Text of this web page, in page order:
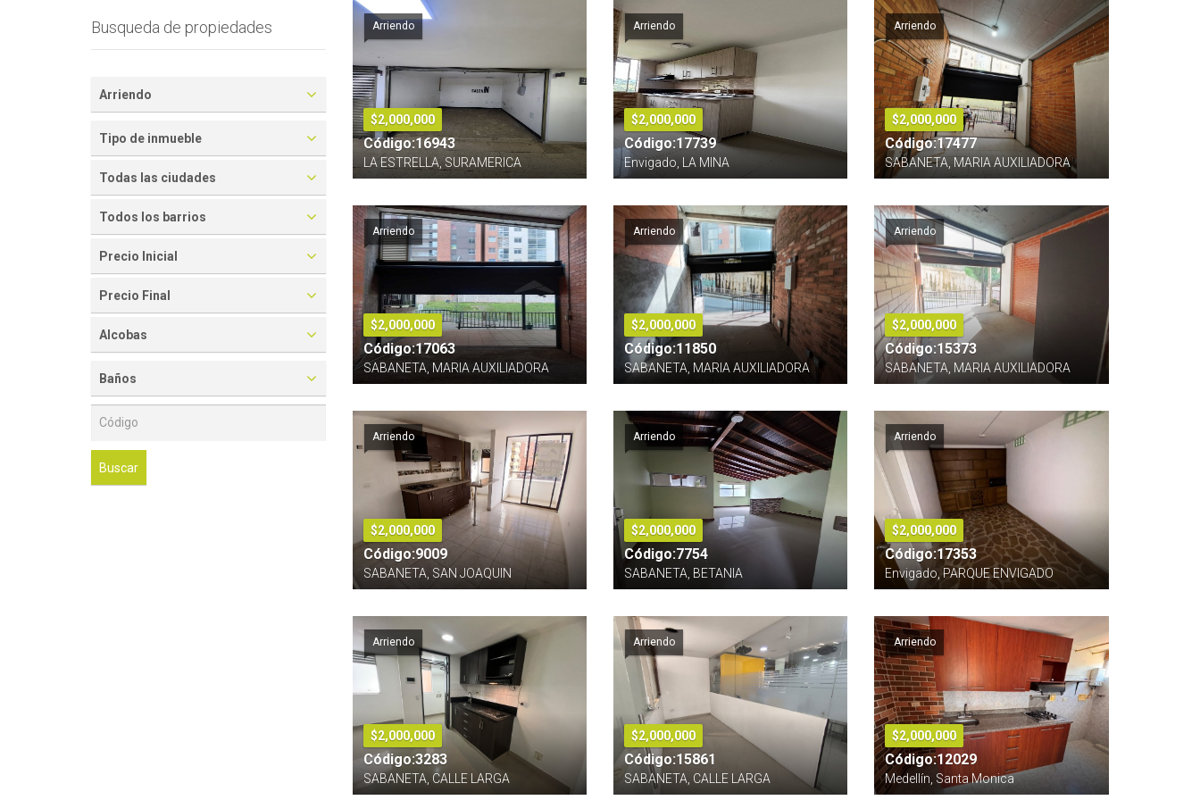
Busqueda de propiedades
Arriendo
Tipo de inmueble
Todas las ciudades
Todos los barrios
Precio Inicial
Precio Final
Alcobas
Baños
Buscar
Arriendo
$2,000,000
Código:16943
LA ESTRELLA, SURAMERICA
Arriendo
$2,000,000
Código:17739
Envigado, LA MINA
Arriendo
$2,000,000
Código:17477
SABANETA, MARIA AUXILIADORA
Arriendo
$2,000,000
Código:17063
SABANETA, MARIA AUXILIADORA
Arriendo
$2,000,000
Código:11850
SABANETA, MARIA AUXILIADORA
Arriendo
$2,000,000
Código:15373
SABANETA, MARIA AUXILIADORA
Arriendo
$2,000,000
Código:9009
SABANETA, SAN JOAQUIN
Arriendo
$2,000,000
Código:7754
SABANETA, BETANIA
Arriendo
$2,000,000
Código:17353
Envigado, PARQUE ENVIGADO
Arriendo
$2,000,000
Código:3283
SABANETA, CALLE LARGA
Arriendo
$2,000,000
Código:15861
SABANETA, CALLE LARGA
Arriendo
$2,000,000
Código:12029
Medellín, Santa Monica